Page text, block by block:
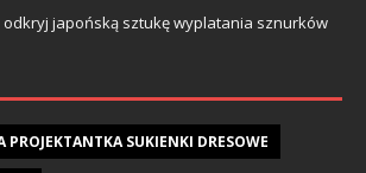
odkryj japońską sztukę wyplatania sznurków
PROJEKTANTKA SUKIENKI DRESOWE